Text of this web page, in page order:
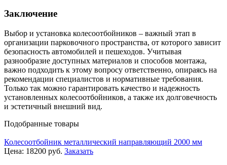
Заключение
Выбор и установка колесоотбойников – важный этап в
организации парковочного пространства, от которого зависит
безопасность автомобилей и пешеходов. Учитывая
разнообразие доступных материалов и способов монтажа,
важно подходить к этому вопросу ответственно, опираясь на
рекомендации специалистов и нормативные требования.
Только так можно гарантировать качество и надежность
установленных колесоотбойников, а также их долговечность
и эстетичный внешний вид.
Подобранные товары
Колесоотбойник металлический направляющий 2000 мм
Цена: 18200 руб. Заказать